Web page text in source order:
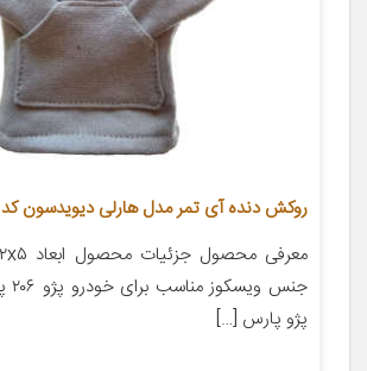
روکش دنده آی تمر مدل هارلی دیویدسون کد 191
پژو پارس […]